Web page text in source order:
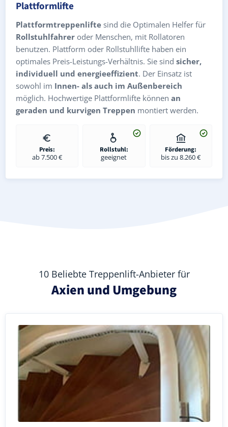
Plattformlifte
Plattformtreppenlifte sind die Optimalen Helfer für
Rollstuhlfahrer oder Menschen, mit Rollatoren
benutzen. Plattform oder Rollstuhllifte haben ein
optimales Preis-Leistungs-Verhältnis. Sie sind sicher,
individuell und energieeffizient. Der Einsatz ist
sowohl im Innen- als auch im Außenbereich
möglich. Hochwertige Plattformlifte können an
geraden und kurvigen Treppen montiert werden.
Preis:
ab 7.500 €
Rollstuhl:
geeignet
Förderung:
bis zu 8.260 €
10 Beliebte Treppenlift-Anbieter für
Axien und Umgebung